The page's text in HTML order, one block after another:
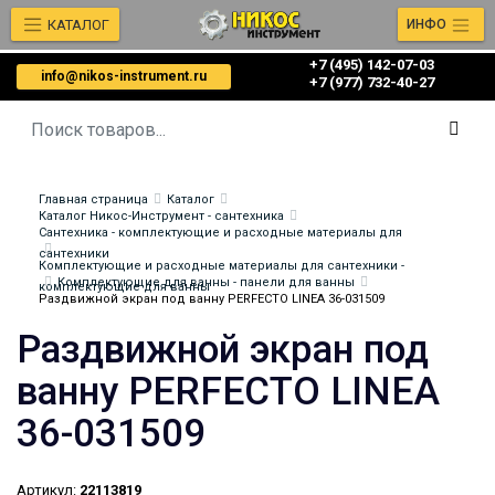
info@nikos-instrument.ru
+7 (495) 142-07-03
‎‎+7 (977) 732-40-27
КАТАЛОГ ИНФО
Главная страница
Каталог
Каталог Никос-Инструмент - сантехника
Сантехника - комплектующие и расходные материалы для
сантехники
Комплектующие и расходные материалы для сантехники -
комплектующие для ванны
Комплектующие для ванны - панели для ванны
Раздвижной экран под ванну PERFECTO LINEA 36-031509
Раздвижной экран под
ванну PERFECTO LINEA
36-031509
Артикул: 22113819